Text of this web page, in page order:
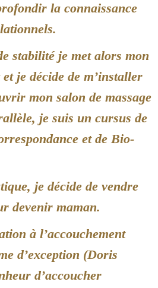
la connaissance
stabilité je met alors mon
je décide de m’installer
mon salon de massage
je suis un cursus de
et de Bio-
je décide de vendre
devenir maman.
à l’accouchement
d’exception (Doris
d’accoucher